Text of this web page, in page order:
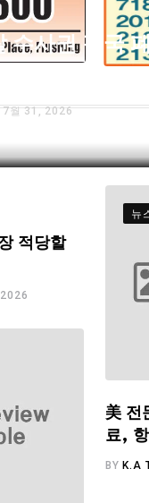
수사권 결국
7월 31, 2026
적당할
뉴
美 전
료,
BYK.A